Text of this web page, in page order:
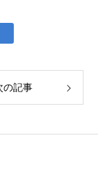
の記事